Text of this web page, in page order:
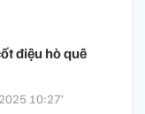
điệu hò quê
10:27’